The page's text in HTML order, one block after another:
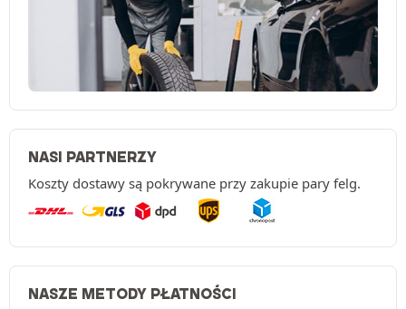
NASI PARTNERZY
Koszty dostawy są pokrywane przy zakupie pary felg.
NASZE METODY PŁATNOŚCI